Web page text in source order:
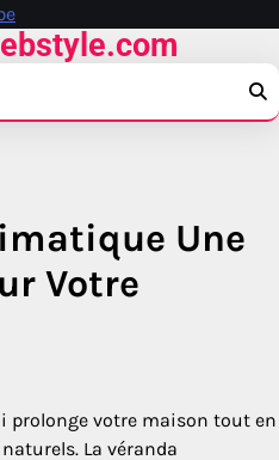
Une
Votre
prolonge votre maison tout en
La véranda